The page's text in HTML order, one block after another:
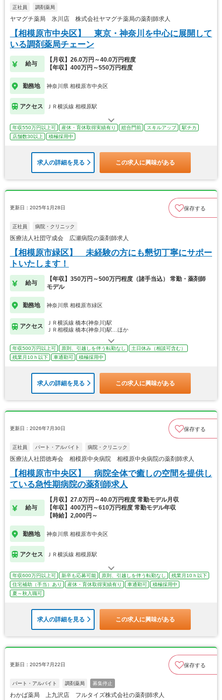
正社員 調剤薬局
ヤマグチ薬局 氷川店 株式会社ヤマグチ薬局の薬剤師求人
【相模原市中央区】 東京・神奈川を中心に展開して
いる調剤薬局チェーン
給与
【月収】26.0万円～40.0万円程度
【年収】400万円～550万円程度
勤務地 神奈川県 相模原市中央区
アクセス ＪＲ横浜線 相模原駅
年収550万円以上可 産休・育休取得実績有り 総合門前 スキルアップ
駅チカ
店舗数30以上
積極採用中
求人の詳細を見る この求人に興味がある
更新日：2025年1月28日 保存する
正社員 病院・クリニック
医療法人社団守成会 広瀬病院の薬剤師求人
【相模原市緑区】 未経験の方にも懇切丁寧にサポー
トいたします！
給与
【年収】350万円～500万円程度（諸手当込） 常勤・薬剤師
モデル
勤務地 神奈川県 相模原市緑区
アクセス
ＪＲ横浜線 橋本(神奈川)駅
ＪＲ相模線 橋本(神奈川)駅…ほか
年収500万円以上可 原則、引越しを伴う転勤なし
土日休み（相談可含む）
残業月10ｈ以下
車通勤可 積極採用中
求人の詳細を見る この求人に興味がある
更新日：2026年7月30日 保存する
正社員 パート・アルバイト 病院・クリニック
医療法人社団徳寿会 相模原中央病院 相模原中央病院の薬剤師求人
【相模原市中央区】 病院全体で癒しの空間を提供し
ている急性期病院の薬剤師求人
給与
【月収】27.0万円～40.0万円程度 常勤モデル月収
【年収】400万円～610万円程度 常勤モデル年収
【時給】2,000円～
勤務地 神奈川県 相模原市中央区
アクセス ＪＲ横浜線 相模原駅
年収600万円以上可 新卒も応募可能 原則、引越しを伴う転勤なし
残業月10ｈ以下
住宅補助（手当）あり
産休・育休取得実績有り 車通勤可
積極採用中
夏～秋入職可
求人の詳細を見る この求人に興味がある
更新日：2025年7月22日 保存する
パート・アルバイト 調剤薬局 募集停止
わかば薬局 上九沢店 フルタイズ株式会社の薬剤師求人